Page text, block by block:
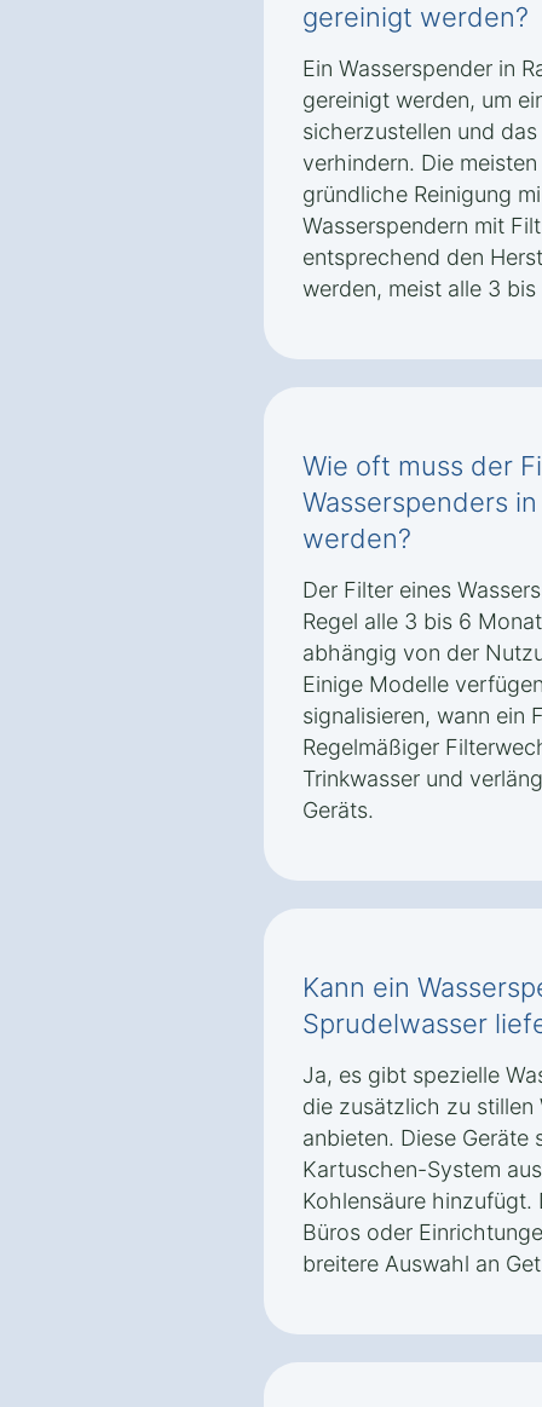
gereinigt werden?
Ein Wasserspender in
gereinigt werden, um
sicherzustellen und
verhindern. Die
gründliche Reinigung
Wasserspendern mit
entsprechend den
werden, meist alle 3
Wie oft muss der
Wasserspenders
werden?
Der Filter eines
Regel alle 3 bis 6
abhängig von der
Einige Modelle
signalisieren, wann ein
Regelmäßiger
Trinkwasser und
Geräts.
Kann ein
Sprudelwasser
Ja, es gibt spezielle
die zusätzlich zu stillen
anbieten. Diese Geräte
Kartuschen-System
Kohlensäure hinzufügt.
Büros oder
breitere Auswahl an